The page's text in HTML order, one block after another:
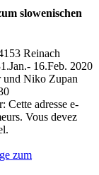
slowenischen
Reinach
16.Feb. 2020
und Niko Zupan
Cette adresse e-
Vous devez
zum